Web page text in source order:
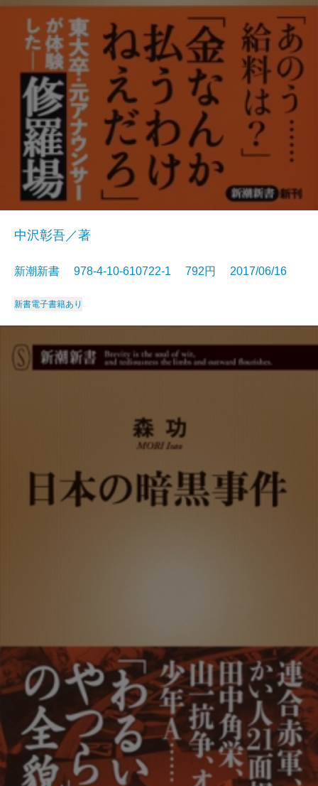
中沢彰吾／著
新潮新書 978-4-10-610722-1 792円 2017/06/16
新書電子書籍あり